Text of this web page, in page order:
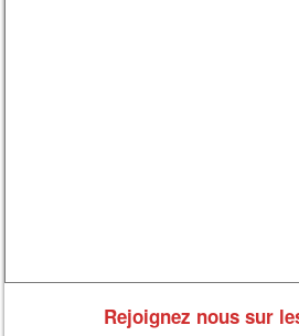
Rejoignez nous sur